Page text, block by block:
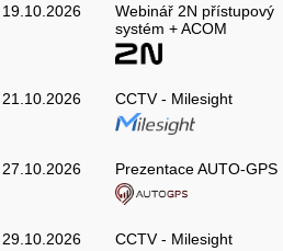
19.10.2026
Webinář 2N přístupový
systém + ACOM
21.10.2026 CCTV - Milesight
27.10.2026 Prezentace AUTO-GPS
29.10.2026 CCTV - Milesight